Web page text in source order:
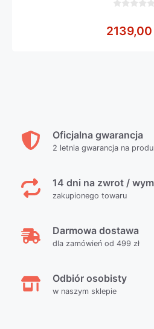
5
2139,00
Oficjalna gwarancja
2 letnia gwarancja na
14 dni na zwrot /
zakupionego towaru
Darmowa dostawa
dla zamówień od 499 zł
Odbiór osobisty
w naszym sklepie